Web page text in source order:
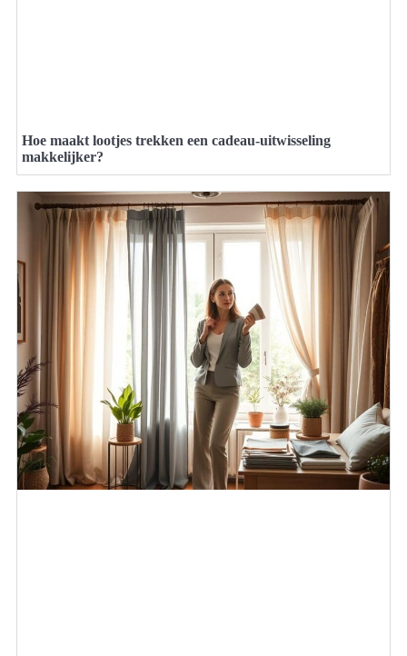
Hoe maakt lootjes trekken een cadeau-uitwisseling
makkelijker?